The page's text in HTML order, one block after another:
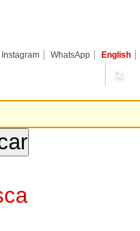
Instagram WhatsApp English